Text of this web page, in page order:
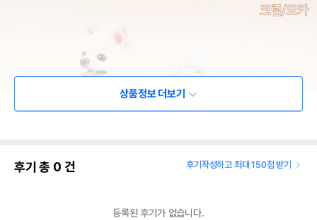
상품정보 더보기
후기 총 0 건 후기작성하고 최대 150점 받기
등록된 후기가 없습니다.